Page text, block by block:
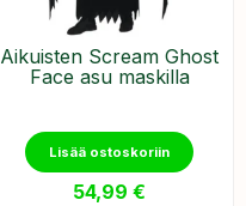
Aikuisten Scream Ghost
Face asu maskilla
Lisää ostoskoriin
54,99 €